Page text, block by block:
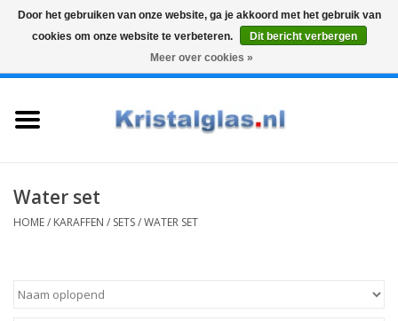
Graveren
Karaffen
Water set
HOME/ KARAFFEN / SETS/WATER SET
Door het gebruiken van onze website, ga je akkoord met het gebruik van
cookies om onze website te verbeteren.
Dit bericht verbergen
Meer over cookies »